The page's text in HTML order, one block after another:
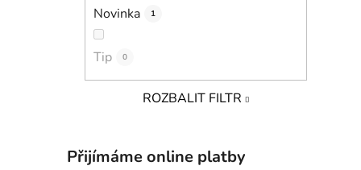
Novinka 1
Tip 0
ROZBALIT FILTR
Přijímáme online platby